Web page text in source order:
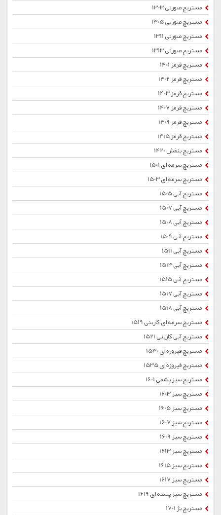
مستربچ صورتی 1303
مستربچ صورتی 1305
مستربچ صورتی 1311
مستربچ صورتی 1313
مستربچ قرمز 1401
مستربچ قرمز 1402
مستربچ قرمز 1403
مستربچ قرمز 1407
مستربچ قرمز 1409
مستربچ قرمز 1415
مستربچ بنفش 1420
مستربچ سرمه ای 1501
مستربچ سرمه ای 1503
مستربچ آبی 1505
مستربچ آبی 1507
مستربچ آبی 1508
مستربچ آبی 1509
مستربچ آبی 1511
مستربچ آبی 1513
مستربچ آبی 1515
مستربچ آبی 1517
مستربچ آبی 1518
مستربچ سرمه ای کاربنی 1519
مستربچ آبی کاربنی 1521
مستربچ فیروزه ای 1530
مستربچ فیروزه ای 1535
مستربچ سبز یشمی 1601
مستربچ سبز 1603
مستربچ سبز 1605
مستربچ سبز 1607
مستربچ سبز 1609
مستربچ سبز 1613
مستربچ سبز 1615
مستربچ سبز 1617
مستربچ سبز پسته ای 1619
مستربچ بژ 1701